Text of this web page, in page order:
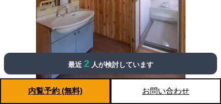
最近 2 人が検討しています
内覧予約 (無料) お問い合わせ